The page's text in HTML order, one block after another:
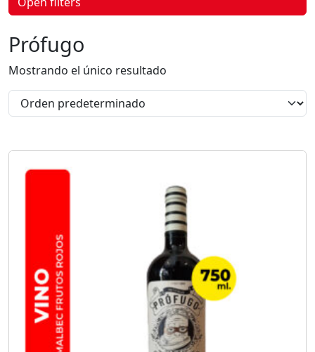
d
u
c
t
o
Prófugo
Mostrando el único resultado